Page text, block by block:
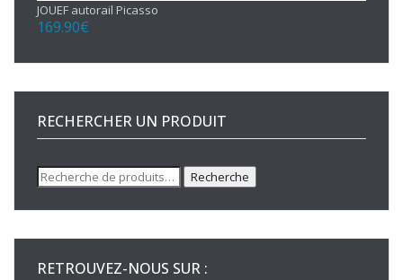
JOUEF autorail Picasso
169.90€
RECHERCHER UN PRODUIT
Recherche
pour :
Recherche
RETROUVEZ-NOUS SUR :